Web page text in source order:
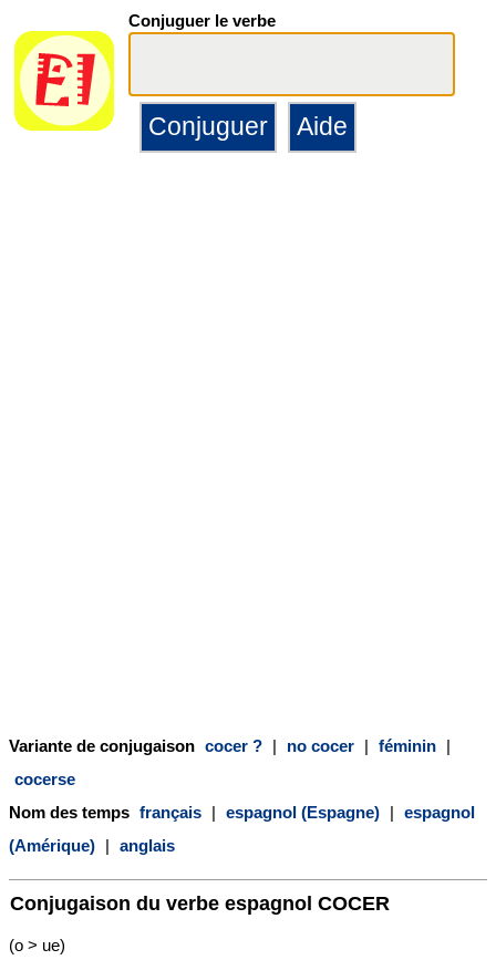
Conjuguer le verbe
Variante de conjugaison cocer ? | no cocer | féminin |
cocerse
Nom des temps français | espagnol (Espagne) | espagnol
(Amérique) | anglais
Conjugaison du verbe espagnol COCER
(o > ue)